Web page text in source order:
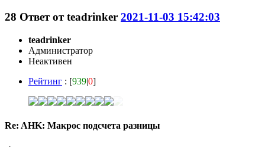
28 Ответ отteadrinker 2021-11-03 15:42:03
teadrinker
Администратор
Неактивен
Рейтинг : [939|0]
Re: AHK: Макрос подсчета разницы